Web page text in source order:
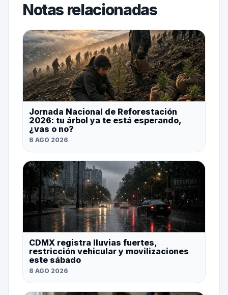
Notas relacionadas
Jornada Nacional de Reforestación
2026: tu árbol ya te está esperando,
¿vas o no?
8 AGO 2026
CDMX registra lluvias fuertes,
restricción vehicular y movilizaciones
este sábado
8 AGO 2026